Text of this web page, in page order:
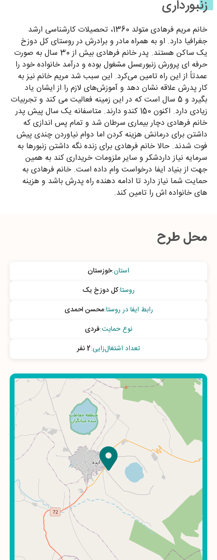
زنبورداری
خانم مریم فرهادی متولد 1360، تحصیلات کارشناسی ارشد
جغرافیا دارد. او به همراه مادر و برادرش در روستای کل دوزخ
یک ساکن هستند. پدر خانم فرهادی بیش از 30 سال به صورت
حرفه ای پرورش زنبورعسل مشغول بوده و درآمد خانواده خود را
عمدتاً از این راه تامین می‌کرد. این سبب شد مریم خانم نیز به
کار پدرش علاقه نشان دهد و آموزش‌های لازم را از ایشان یاد
بگیرد و 5 سال است که در این زمینه فعالیت می کند و تجربیات
زیادی دارد. اکنون 150 کندو دارند. متاسفانه یک سال پیش پدر
خانم فرهادی دچار بیماری سرطان شد و تمام پس اندازی که
داشتن برای درمانش هزینه کردن اما دوام نیاوردن چندی پیش
فوت شدند. حالا خانم فرهادی برای زنده نگه داشتن زنبورها به
سرمایه نیاز داردشکر و سایر ملزومات خریداری کند به همین
جهت از بنیاد ایفا درخواست وام داده است. خانم فرهادی به
حمایت شما نیاز دارد تا ادامه دهنده راه پدرش باشد و هزینه
های خانواده اش را تامین کند.
محل طرح
استان:خوزستان
روستا:کل دوزخ یک
رابط ایفا در روستا:محسن احمدی
نوع حمایت:فردی
تعداد اشتغال‌زایی:2 نفر